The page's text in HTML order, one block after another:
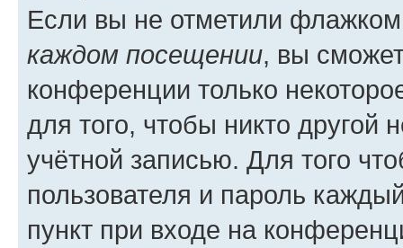
Если вы не отметили
каждом посещении, вы
конференции только
для того, чтобы никто другой
учётной записью. Для того
пользователя и пароль
пункт при входе на